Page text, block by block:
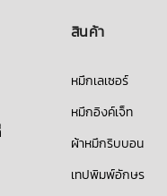
สินค้า
หมึกเลเซอร์
หมึกอิงค์เจ็ท
ผ้าหมึกริบบอน
เทปพิมพ์อักษร